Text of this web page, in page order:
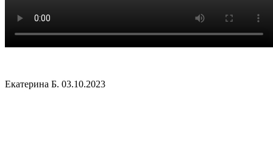
Екатерина Б. 03.10.2023